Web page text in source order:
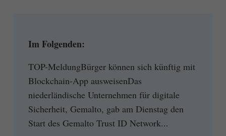
Im Folgenden:
TOP-MeldungBürger können sich künftig mit
Blockchain-App ausweisenDas
niederländische Unternehmen für digitale
Sicherheit, Gemalto, gab am Dienstag den
Start des Gemalto Trust ID Network...